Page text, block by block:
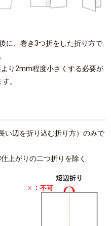
に、巻き3つ折をした折り方で
り2mm程度小さくする必要が
。
い辺を折り込む折り方）のみで
上がりの二つ折りを除く